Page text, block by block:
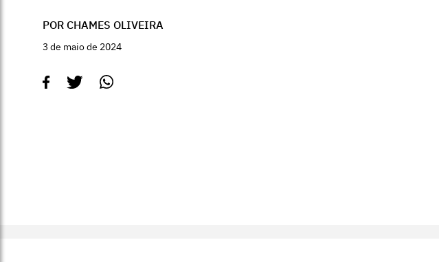
POR CHAMES OLIVEIRA
3 de maio de 2024